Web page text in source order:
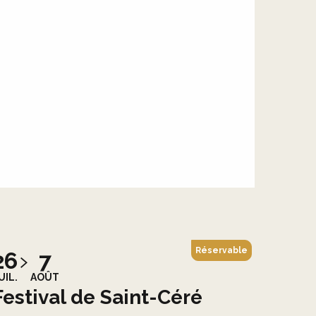
7
AOÛT
de Saint-Céré
Réservable